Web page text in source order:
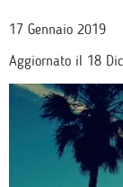
17 Gennaio 2019
Aggiornato il 18